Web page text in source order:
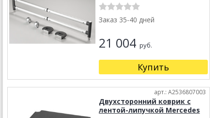
Заказ 35-40 дней
21 004 руб.
Купить
арт.: A2536807003
Двухсторонний коврик с
лентой-липучкой Mercedes